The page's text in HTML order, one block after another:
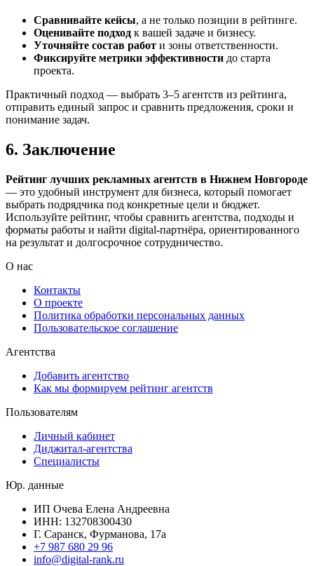
Сравнивайте кейсы, а не только позиции в рейтинге.
Оценивайте подход к вашей задаче и бизнесу.
Уточняйте состав работ и зоны ответственности.
Фиксируйте метрики эффективности до старта
проекта.
Практичный подход — выбрать 3–5 агентств из рейтинга,
отправить единый запрос и сравнить предложения, сроки и
понимание задач.
6. Заключение
Рейтинг лучших рекламных агентств в Нижнем Новгороде
— это удобный инструмент для бизнеса, который помогает
выбрать подрядчика под конкретные цели и бюджет.
Используйте рейтинг, чтобы сравнить агентства, подходы и
форматы работы и найти digital-партнёра, ориентированного
на результат и долгосрочное сотрудничество.
О нас
Контакты
О проекте
Политика обработки персональных данных
Пользовательское соглашение
Агентства
Добавить агентство
Как мы формируем рейтинг агентств
Пользователям
Личный кабинет
Диджитал-агентства
Специалисты
Юр. данные
ИП Очева Елена Андреевна
ИНН: 132708300430
Г. Саранск, Фурманова, 17а
+7 987 680 29 96
info@digital-rank.ru